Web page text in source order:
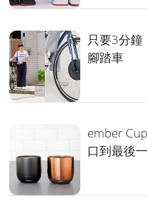
只要3分
腳踏車
ember
口到最後